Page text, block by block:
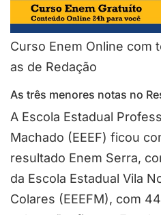
Curso Enem Online com
as de Redação
As três menores notas no
A Escola Estadual
Machado (EEEF) ficou
resultado Enem Serra,
da Escola Estadual Vila
Colares (EEEFM), com